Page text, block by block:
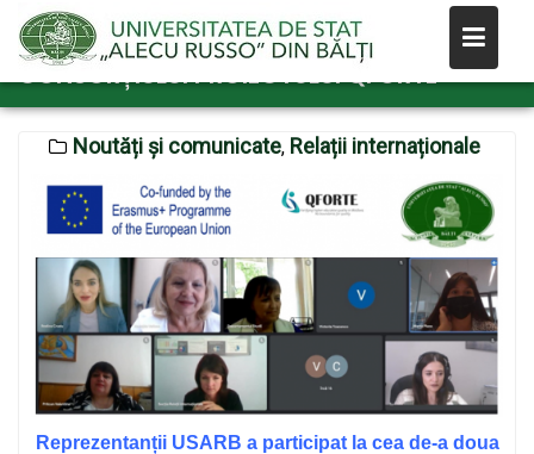
content
REPREZENTANȚII USARB A PARTICIPAT LA
CEA DE-A DOUA REUNIUNE A
CONSORȚIULUI PROIECTULUI QFORTE
Noutăți și comunicate, Relații internaționale
Reprezentanții USARB a participat la cea de-a doua